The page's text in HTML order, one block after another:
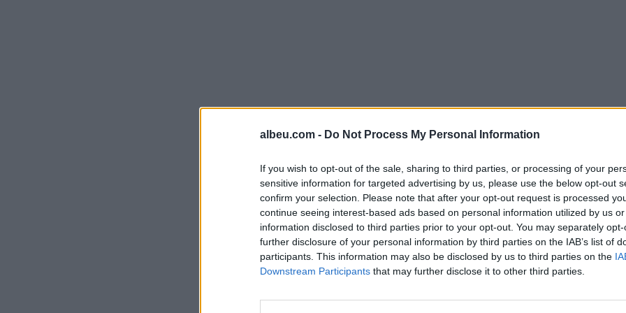
albeu.com - Do Not Process My Personal Information
If you wish to opt-out of the sale, sharing to third parties, or processing of your
sensitive information for targeted advertising by us, please use the below opt-out
confirm your selection. Please note that after your opt-out request is processed
continue seeing interest-based ads based on personal information utilized by us
information disclosed to third parties prior to your opt-out. You may separately
further disclosure of your personal information by third parties on the IAB’s list of
participants. This information may also be disclosed by us to third parties on the
Downstream Participants that may further disclose it to other third parties.